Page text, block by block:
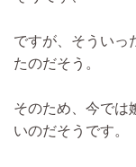
ですが、そういっ
たのだそう。
そのため、今では
いのだそうです。